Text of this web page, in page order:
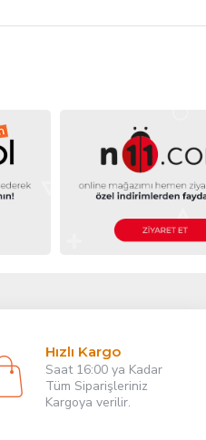
Hızlı Kargo
Saat 16:00 ya Kadar
Tüm Siparişleriniz
Kargoya verilir.